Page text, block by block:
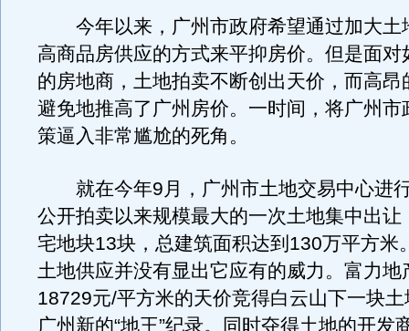
今年以来，广州市政府希望通过加大土
高商品房供应的方式来平抑房价。但是面对
的房地商，土地拍卖不断创出天价，而高昂
避免地推高了广州房价。一时间，将广州市
策逼入非常尴尬的死角。
就在今年9月，广州市土地交易中心进
公开拍卖以来规模最大的一次土地集中出让
宅地块13块，总建筑面积达到130万平方米
土地供应并没有显出它应有的威力。富力地
18729元/平方米的天价竞得白云山下一块
广州新的“地王”纪录。同时夺得土地的开发